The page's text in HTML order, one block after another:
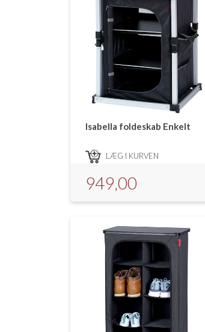
Isabella foldeskab Enkelt
LÆG I KURVEN
949,00